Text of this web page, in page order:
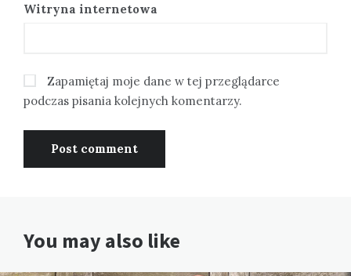
Witryna internetowa
Zapamiętaj moje dane w tej przeglądarce
podczas pisania kolejnych komentarzy.
You may also like